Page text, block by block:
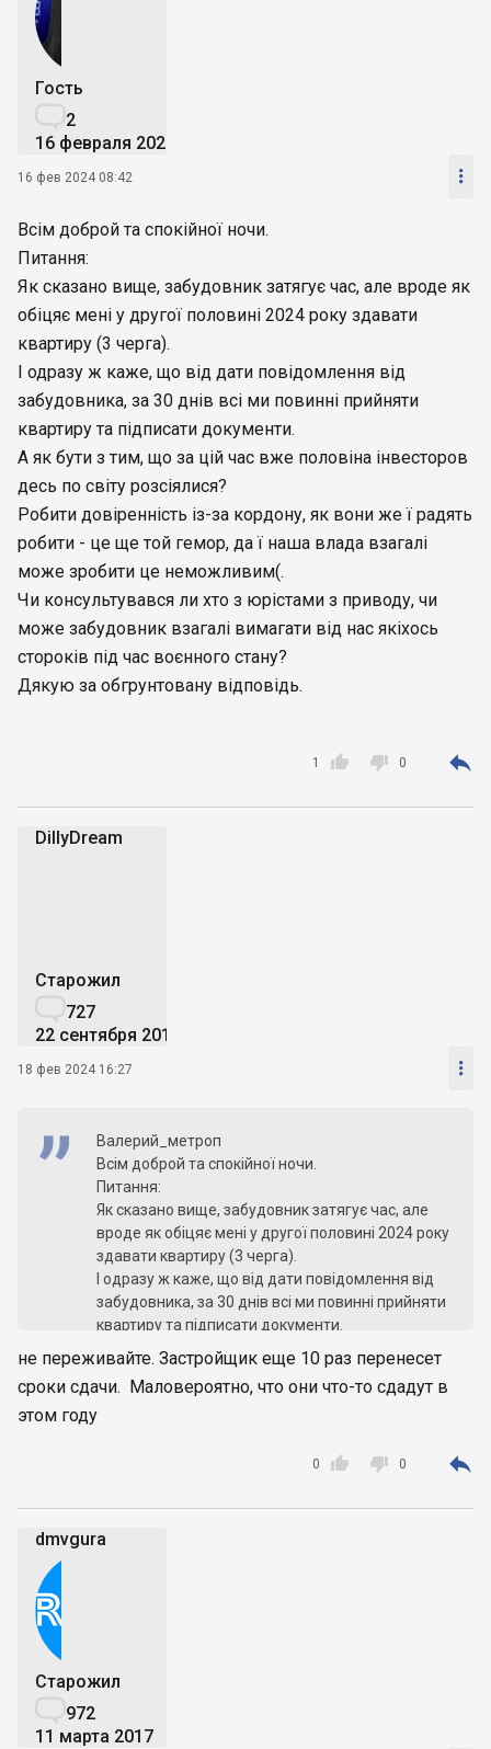
Гость
2
16 февраля 2024
16 фев 2024 08:42 
Всім доброй та спокійної ночи.
Питання:
Як сказано вище, забудовник затягує час, але вроде як
обіцяє мені у другої половині 2024 року здавати
квартиру (3 черга).
І одразу ж каже, що від дати повідомлення від
забудовника, за 30 днів всі ми повинні прийняти
квартиру та підписати документи.
А як бути з тим, що за цій час вже половіна інвесторов
десь по світу розсіялися?
Робити довіренність із-за кордону, як вони же ї радять
робити - це ще той гемор, да ї наша влада взагалі
може зробити це неможливим(.
Чи консультувався ли хто з юрістами з приводу, чи
може забудовник взагалі вимагати від нас якіхось
стороків під час воєнного стану?
Дякую за обгрунтовану відповідь.

1  0 
DillyDream
Старожил
727
22 сентября 2016
18 фев 2024 16:27 
Валерий_метроп
Всім доброй та спокійної ночи.
Питання:
Як сказано вище, забудовник затягує час, але
вроде як обіцяє мені у другої половині 2024 року
здавати квартиру (3 черга).
І одразу ж каже, що від дати повідомлення від
забудовника, за 30 днів всі ми повинні прийняти
квартиру та підписати документи.
А як бути з тим, що за цій час вже половіна
інвесторов десь по світу розсіялися?
Робити довіренність із-за кордону, як вони же ї
радять робити - це ще той гемор, да ї наша
Чи консультувався ли хто з юрістами з приводу,
якіхось стороків під час воєнного стану?
Дякую за обгрунтовану відповідь.
не переживайте. Застройщик еще 10 раз перенесет
сроки сдачи. Маловероятно, что они что-то сдадут в
этом году

0  0 
dmvgura
Старожил
972
11 марта 2017